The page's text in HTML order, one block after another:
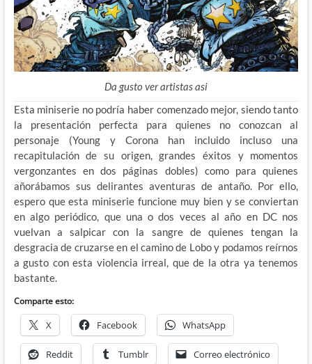
Da gusto ver artistas asi
Esta miniserie no podría haber comenzado mejor, siendo tanto
la presentación perfecta para quienes no conozcan al
personaje (Young y Corona han incluido incluso una
recapitulación de su origen, grandes éxitos y momentos
vergonzantes en dos páginas dobles) como para quienes
añorábamos sus delirantes aventuras de antaño. Por ello,
espero que esta miniserie funcione muy bien y se conviertan
en algo periódico, que una o dos veces al año en DC nos
vuelvan a salpicar con la sangre de quienes tengan la
desgracia de cruzarse en el camino de Lobo y podamos reírnos
a gusto con esta violencia irreal, que de la otra ya tenemos
bastante.
Comparte esto:
X Facebook WhatsApp
Reddit Tumblr Correo electrónico